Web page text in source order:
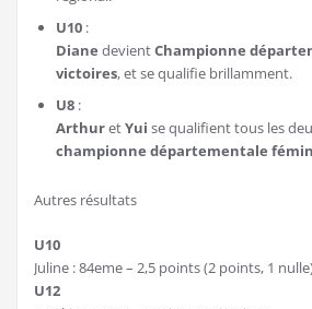
U10 :
Diane devientChampionne
victoires, et se qualifie brillamment.
U8 :
ArthuretYui se qualifient tous les
championne départementale
Autres résultats
U10
Juline : 84eme – 2,5 points (2 points, 1
U12